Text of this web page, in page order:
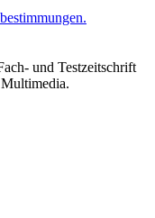
und Testzeitschrift